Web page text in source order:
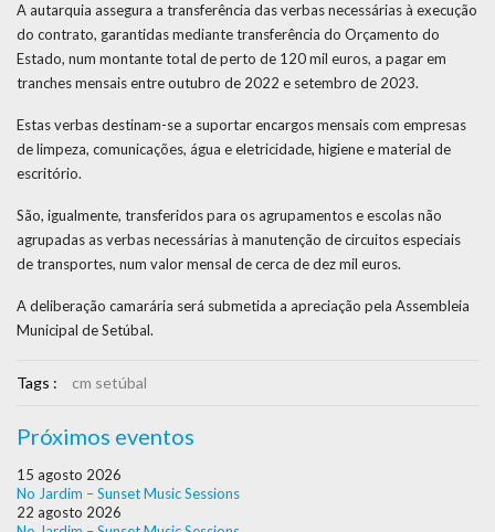
A autarquia assegura a transferência das verbas necessárias à execução
do contrato, garantidas mediante transferência do Orçamento do
Estado, num montante total de perto de 120 mil euros, a pagar em
tranches mensais entre outubro de 2022 e setembro de 2023.
Estas verbas destinam-se a suportar encargos mensais com empresas
de limpeza, comunicações, água e eletricidade, higiene e material de
escritório.
São, igualmente, transferidos para os agrupamentos e escolas não
agrupadas as verbas necessárias à manutenção de circuitos especiais
de transportes, num valor mensal de cerca de dez mil euros.
A deliberação camarária será submetida a apreciação pela Assembleia
Municipal de Setúbal.
Tags : cm setúbal
Próximos eventos
15 agosto 2026
No Jardim – Sunset Music Sessions
22 agosto 2026